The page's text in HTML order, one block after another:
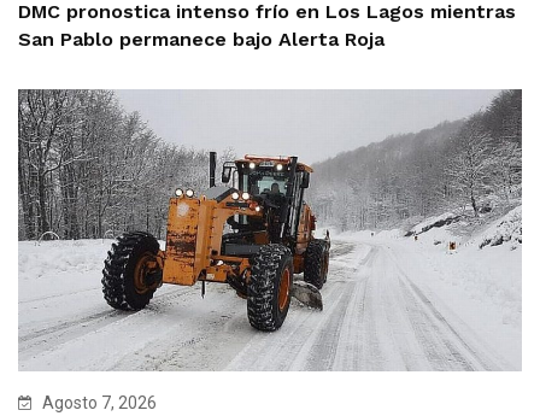
DMC pronostica intenso frío en Los Lagos mientras
San Pablo permanece bajo Alerta Roja
Agosto 7, 2026